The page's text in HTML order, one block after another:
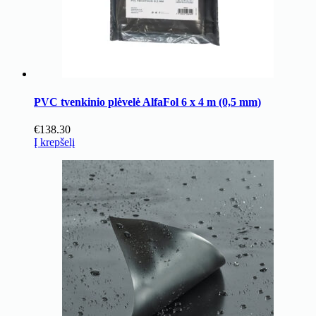
PVC tvenkinio plėvelė AlfaFol 6 x 4 m (0,5 mm)
€138.30
Į krepšelį